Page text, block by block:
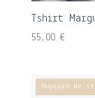
Tshirt
55,00 €
Rupture de